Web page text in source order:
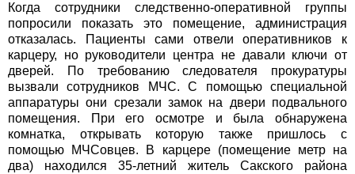
Когда сотрудники следственно-оперативной группы
попросили показать это помещение, администрация
отказалась. Пациенты сами отвели оперативников к
карцеру, но руководители центра не давали ключи от
дверей. По требованию следователя прокуратуры
вызвали сотрудников МЧС. С помощью специальной
аппаратуры они срезали замок на двери подвального
помещения. При его осмотре и была обнаружена
комнатка, открывать которую также пришлось с
помощью МЧСовцев. В карцере (помещение метр на
два) находился 35-летний житель Сакского района